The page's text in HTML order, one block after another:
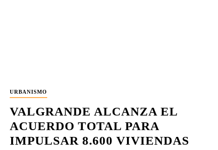
URBANISMO
VALGRANDE ALCANZA EL
ACUERDO TOTAL PARA
IMPULSAR 8.600 VIVIENDAS